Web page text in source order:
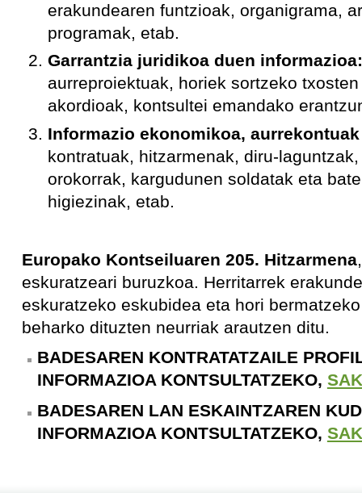
erakundearen funtzioak, organigrama,
programak, etab.
Garrantzia juridikoa duen informazioa:
aurreproiektuak, horiek sortzeko
akordioak, kontsultei emandako
Informazio ekonomikoa,
kontratuak, hitzarmenak, diru-
orokorrak, kargudunen soldatak eta
higiezinak, etab.
Europako Kontseiluaren 205. Hitzarmena
eskuratzeari buruzkoa. Herritarrek
eskuratzeko eskubidea eta hori
beharko dituzten neurriak arautzen ditu.
BADESAREN KONTRATATZAILE
INFORMAZIOA KONTSULTATZEKO,
BADESAREN LAN ESKAINTZAREN
INFORMAZIOA KONTSULTATZEKO,